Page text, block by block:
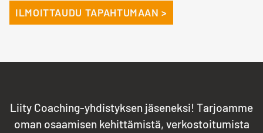
ILMOITTAUDU TAPAHTUMAAN >
Liity Coaching-yhdistyksen jäseneksi! Tarjoamme
oman osaamisen kehittämistä, verkostoitumista